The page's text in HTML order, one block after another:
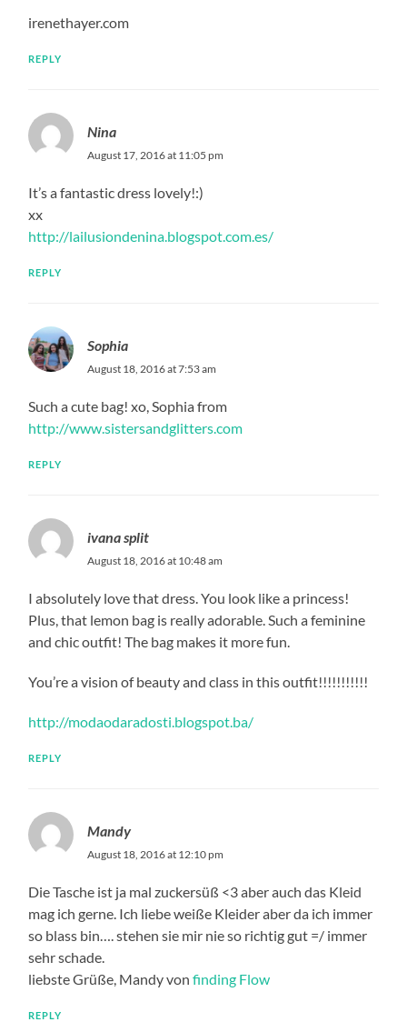
irenethayer.com
REPLY
Nina
August 17, 2016 at 11:05 pm
It’s a fantastic dress lovely!:)
xx
http://lailusiondenina.blogspot.com.es/
REPLY
Sophia
August 18, 2016 at 7:53 am
Such a cute bag! xo, Sophia from
http://www.sistersandglitters.com
REPLY
ivana split
August 18, 2016 at 10:48 am
I absolutely love that dress. You look like a princess!
Plus, that lemon bag is really adorable. Such a feminine
and chic outfit! The bag makes it more fun.
You’re a vision of beauty and class in this outfit!!!!!!!!!!!
http://modaodaradosti.blogspot.ba/
REPLY
Mandy
August 18, 2016 at 12:10 pm
Die Tasche ist ja mal zuckersüß <3 aber auch das Kleid
mag ich gerne. Ich liebe weiße Kleider aber da ich immer
so blass bin…. stehen sie mir nie so richtig gut =/ immer
sehr schade.
liebste Grüße, Mandy von finding Flow
REPLY